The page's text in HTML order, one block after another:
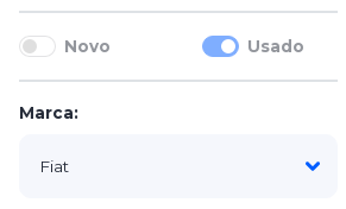
Novo Usado
Marca: